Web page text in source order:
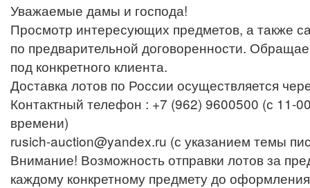
Уважаемые дамы и господа!
Просмотр интересующих предметов, а также
по предварительной договоренности.
под конкретного клиента.
Доставка лотов по России осуществляется
Контактный телефон : +7 (962) 9600500 (с 11-
времени)
rusich-auction@yandex.ru (с указанием темы
Внимание! Возможность отправки лотов за
каждому конкретному предмету до оформления